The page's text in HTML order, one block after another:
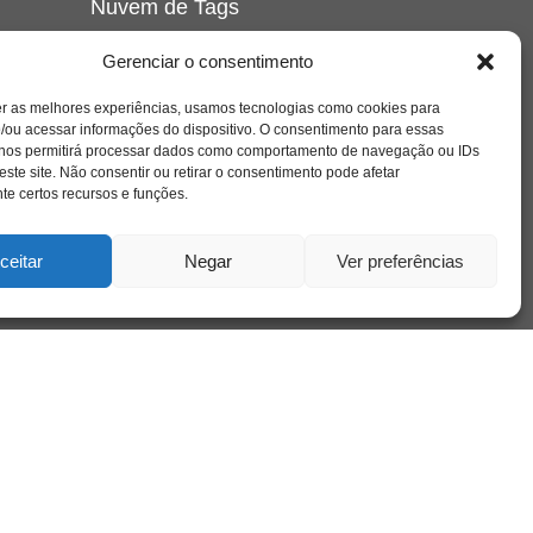
Gerenciar o consentimento
as melhores experiências, usamos tecnologias como cookies para
ou acessar informações do dispositivo. O consentimento para essas
permitirá processar dados como comportamento de navegação ou IDs
site. Não consentir ou retirar o consentimento pode afetar
certos recursos e funções.
Negar Ver preferências
Nuvem de Tags
crianca cuidado cultura depressao
educação família filme
freud infância insight jung liberdade livro
loucura luto maternidade
psicologia relato